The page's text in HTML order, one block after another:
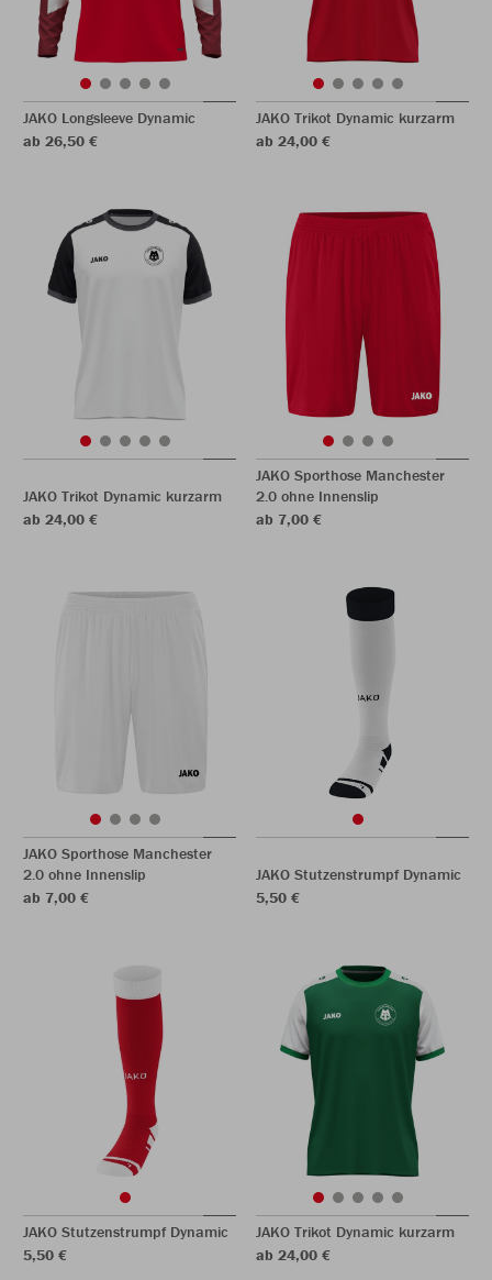
JAKO Longsleeve Dynamic
ab 26,50 €
JAKO Trikot Dynamic kurzarm
ab 24,00 €
JAKO Trikot Dynamic kurzarm
ab 24,00 €
JAKO Sporthose Manchester
2.0 ohne Innenslip
ab 7,00 €
JAKO Sporthose Manchester
2.0 ohne Innenslip
ab 7,00 €
JAKO Stutzenstrumpf Dynamic
5,50 €
JAKO Stutzenstrumpf Dynamic
5,50 €
JAKO Trikot Dynamic kurzarm
ab 24,00 €